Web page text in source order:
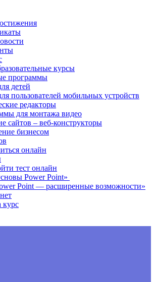
курсы
программы
детей
пользователей мобильных устройств
редакторы
для монтажа видео
сайтов – веб-конструкторы
бизнесом
онлайн
тест онлайн
Power Point»
Point — расширенные возможности»
курс